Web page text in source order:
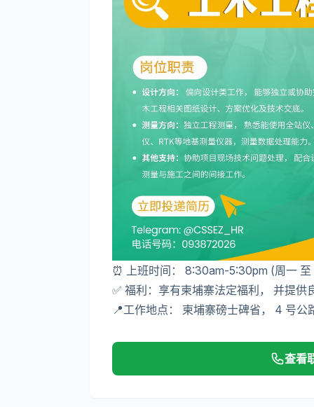
⏰ 上班时间： 8:30am-5:30pm (周一 至
✅ 福利：享有柬埔寨法定福利， 并提供
📍工作地点： 柬埔寨磅士碑省， 4 号公
查看